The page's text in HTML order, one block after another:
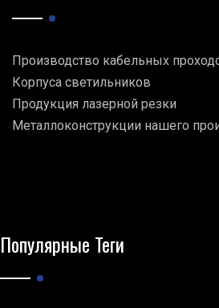
Производство кабельных
Корпуса светильников
Продукция лазерной резки
Металлоконструкции нашего
Популярные Теги